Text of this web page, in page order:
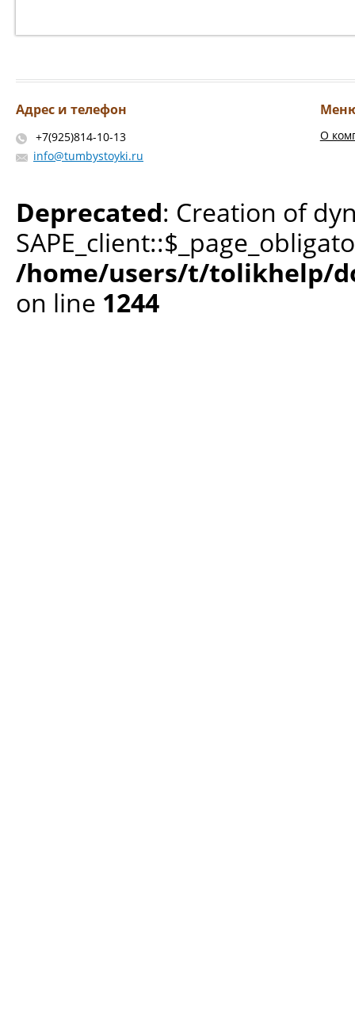
Адрес и телефон
+7(925)814-10-13
info@tumbystoyki.ru
О
Deprecated: Creation of
/home/users/t/tolikhelp/
on line 1244